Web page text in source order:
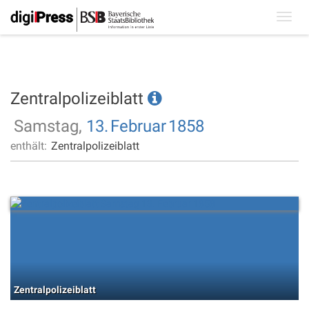
Zentralpolizeiblatt
Samstag, 13. Februar1858
enthält: Zentralpolizeiblatt
Zentralpolizeiblatt